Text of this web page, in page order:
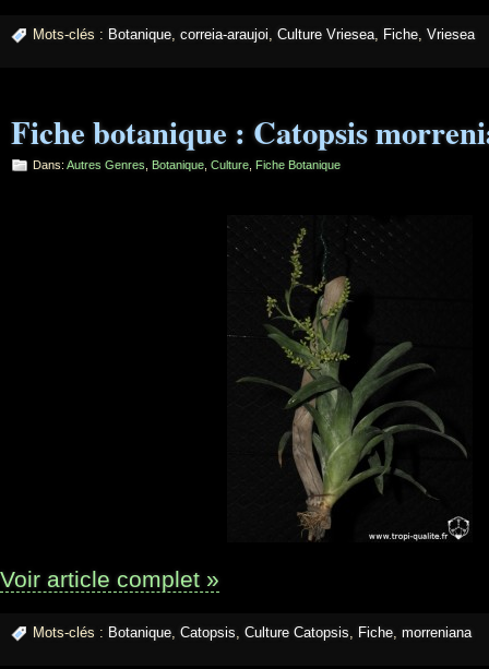
Mots-clés : Botanique correia-araujoi Culture Vriesea Fiche Vriesea
Fiche botanique : Catopsis
Dans: Autres Genres Botanique Culture Fiche Botanique
Voir article complet »
Mots-clés : Botanique Catopsis Culture Catopsis Fiche morreniana